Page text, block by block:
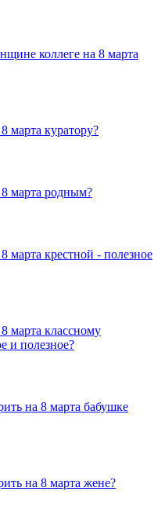
коллеге на 8 марта
марта куратору?
марта родным?
марта крестной - полезное
марта классному
и полезное?
на 8 марта бабушке
на 8 марта жене?